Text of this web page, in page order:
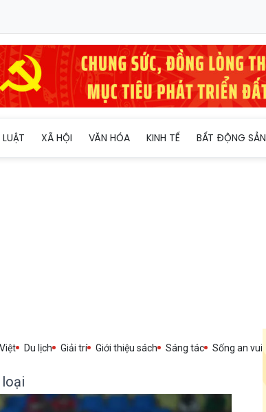
XÃ HỘI VĂN HÓA KINH TẾ BẤT ĐỘNG SẢN
Du lịch Giải trí Giới thiệu sách Sáng tác Sống an vui
loại